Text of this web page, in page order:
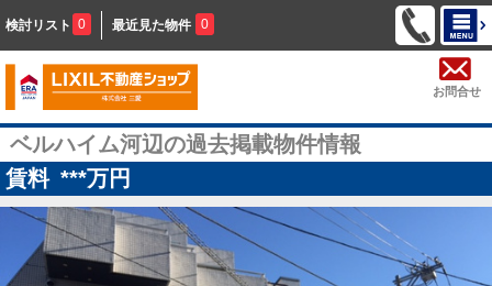
検討リスト 0 最近見た物件 0
お問合せ
ベルハイム河辺の過去掲載物件情報
賃料 ***万円